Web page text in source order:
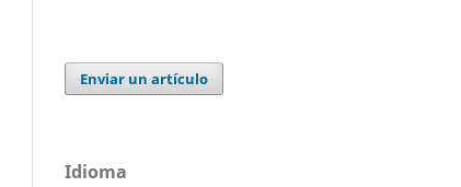
Enviar un artículo
Idioma